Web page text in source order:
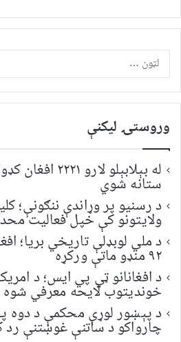
وروستۍ ليکنې
له بېلابېلو
ستانه شوي
د رسنیو پر وړاندې ننګونې؛
ولایتونو کې خپل فعالیت
د ملي لوبډلې تاریخي بریا؛
۹۲ منډو ماتې ورکړه
د افغانانو ټي پي ایس؛ د
خونديتوب لایحه معرفي شوه
د پېښور لوړې محکمې د دوه
چارواکو د ساتنې غوښتنې رد